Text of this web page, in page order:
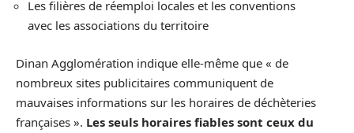
Les filières de réemploi locales et les conventions
avec les associations du territoire
Dinan Agglomération indique elle-même que « de
nombreux sites publicitaires communiquent de
mauvaises informations sur les horaires de déchèteries
françaises ». Les seuls horaires fiables sont ceux du